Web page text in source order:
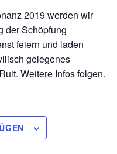
2019 werden wir
der Schöpfung
feiern und laden
gelegenes
Weitere Infos folgen.